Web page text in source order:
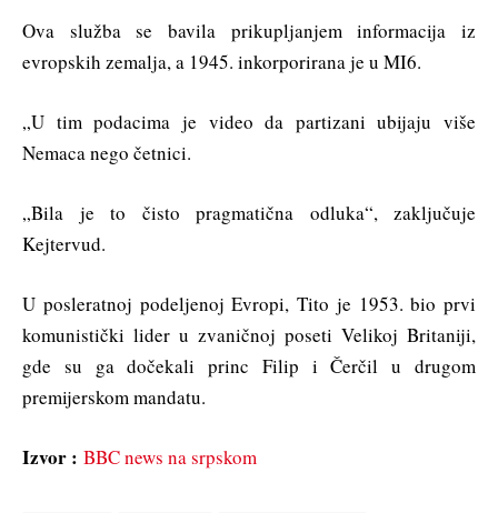
Ova služba se bavila prikupljanjem informacija iz
evropskih zemalja, a 1945. inkorporirana je u MI6.
„U tim podacima je video da partizani ubijaju više
Nemaca nego četnici.
„Bila je to čisto pragmatična odluka“, zaključuje
Kejtervud.
U posleratnoj podeljenoj Evropi, Tito je 1953. bio prvi
komunistički lider u zvaničnoj poseti Velikoj Britaniji,
gde su ga dočekali princ Filip i Čerčil u drugom
premijerskom mandatu.
Izvor : BBC news na srpskom